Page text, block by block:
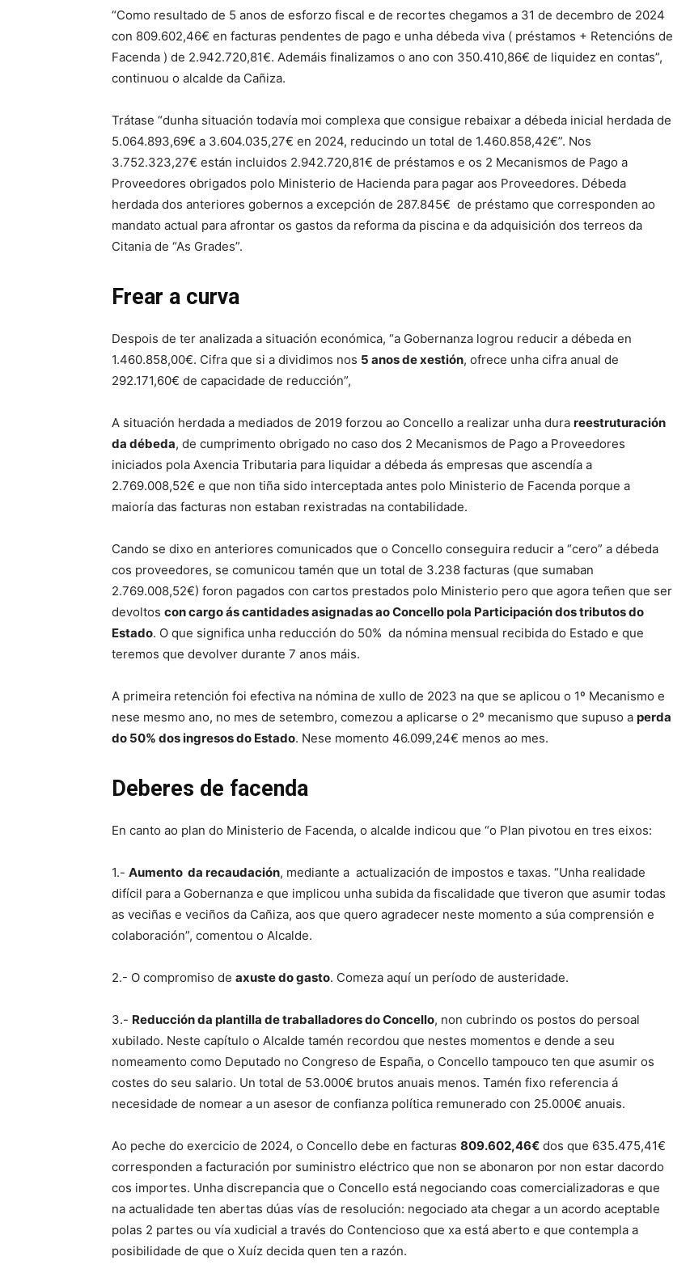
“Como resultado de 5 anos de esforzo fiscal e de recortes chegamos a 31 de decembro de 2024
con 809.602,46€ en facturas pendentes de pago e unha débeda viva ( préstamos + Retencións de
Facenda ) de 2.942.720,81€. Ademáis finalizamos o ano con 350.410,86€ de liquidez en contas”,
continuou o alcalde da Cañiza.
Trátase “dunha situación todavía moi complexa que consigue rebaixar a débeda inicial herdada de
5.064.893,69€ a 3.604.035,27€ en 2024, reducindo un total de 1.460.858,42€”. Nos
3.752.323,27€ están incluidos 2.942.720,81€ de préstamos e os 2 Mecanismos de Pago a
Proveedores obrigados polo Ministerio de Hacienda para pagar aos Proveedores. Débeda
herdada dos anteriores gobernos a excepción de 287.845€ de préstamo que corresponden ao
mandato actual para afrontar os gastos da reforma da piscina e da adquisición dos terreos da
Citania de “As Grades”.
Frear a curva
Despois de ter analizada a situación económica, “a Gobernanza logrou reducir a débeda en
1.460.858,00€. Cifra que si a dividimos nos 5 anos de xestión, ofrece unha cifra anual de
292.171,60€ de capacidade de reducción”,
A situación herdada a mediados de 2019 forzou ao Concello a realizar unha dura reestruturación
da débeda, de cumprimento obrigado no caso dos 2 Mecanismos de Pago a Proveedores
iniciados pola Axencia Tributaria para liquidar a débeda ás empresas que ascendía a
2.769.008,52€ e que non tiña sido interceptada antes polo Ministerio de Facenda porque a
maioría das facturas non estaban rexistradas na contabilidade.
Cando se dixo en anteriores comunicados que o Concello conseguira reducir a “cero” a débeda
cos proveedores, se comunicou tamén que un total de 3.238 facturas (que sumaban
2.769.008,52€) foron pagados con cartos prestados polo Ministerio pero que agora teñen que ser
devoltos con cargo ás cantidades asignadas ao Concello pola Participación dos tributos do
Estado. O que significa unha reducción do 50% da nómina mensual recibida do Estado e que
teremos que devolver durante 7 anos máis.
A primeira retención foi efectiva na nómina de xullo de 2023 na que se aplicou o 1º Mecanismo e
nese mesmo ano, no mes de setembro, comezou a aplicarse o 2º mecanismo que supuso a perda
do 50% dos ingresos do Estado. Nese momento 46.099,24€ menos ao mes.
Deberes de facenda
En canto ao plan do Ministerio de Facenda, o alcalde indicou que “o Plan pivotou en tres eixos:
1.- Aumento da recaudación, mediante a actualización de impostos e taxas. “Unha realidade
difícil para a Gobernanza e que implicou unha subida da fiscalidade que tiveron que asumir todas
as veciñas e veciños da Cañiza, aos que quero agradecer neste momento a súa comprensión e
colaboración”, comentou o Alcalde.
2.- O compromiso de axuste do gasto. Comeza aquí un período de austeridade.
3.- Reducción da plantilla de traballadores do Concello, non cubrindo os postos do persoal
xubilado. Neste capítulo o Alcalde tamén recordou que nestes momentos e dende a seu
nomeamento como Deputado no Congreso de España, o Concello tampouco ten que asumir os
costes do seu salario. Un total de 53.000€ brutos anuais menos. Tamén fixo referencia á
necesidade de nomear a un asesor de confianza política remunerado con 25.000€ anuais.
Ao peche do exercicio de 2024, o Concello debe en facturas 809.602,46€ dos que 635.475,41€
corresponden a facturación por suministro eléctrico que non se abonaron por non estar dacordo
cos importes. Unha discrepancia que o Concello está negociando coas comercializadoras e que
na actualidade ten abertas dúas vías de resolución: negociado ata chegar a un acordo aceptable
polas 2 partes ou vía xudicial a través do Contencioso que xa está aberto e que contempla a
posibilidade de que o Xuíz decida quen ten a razón.